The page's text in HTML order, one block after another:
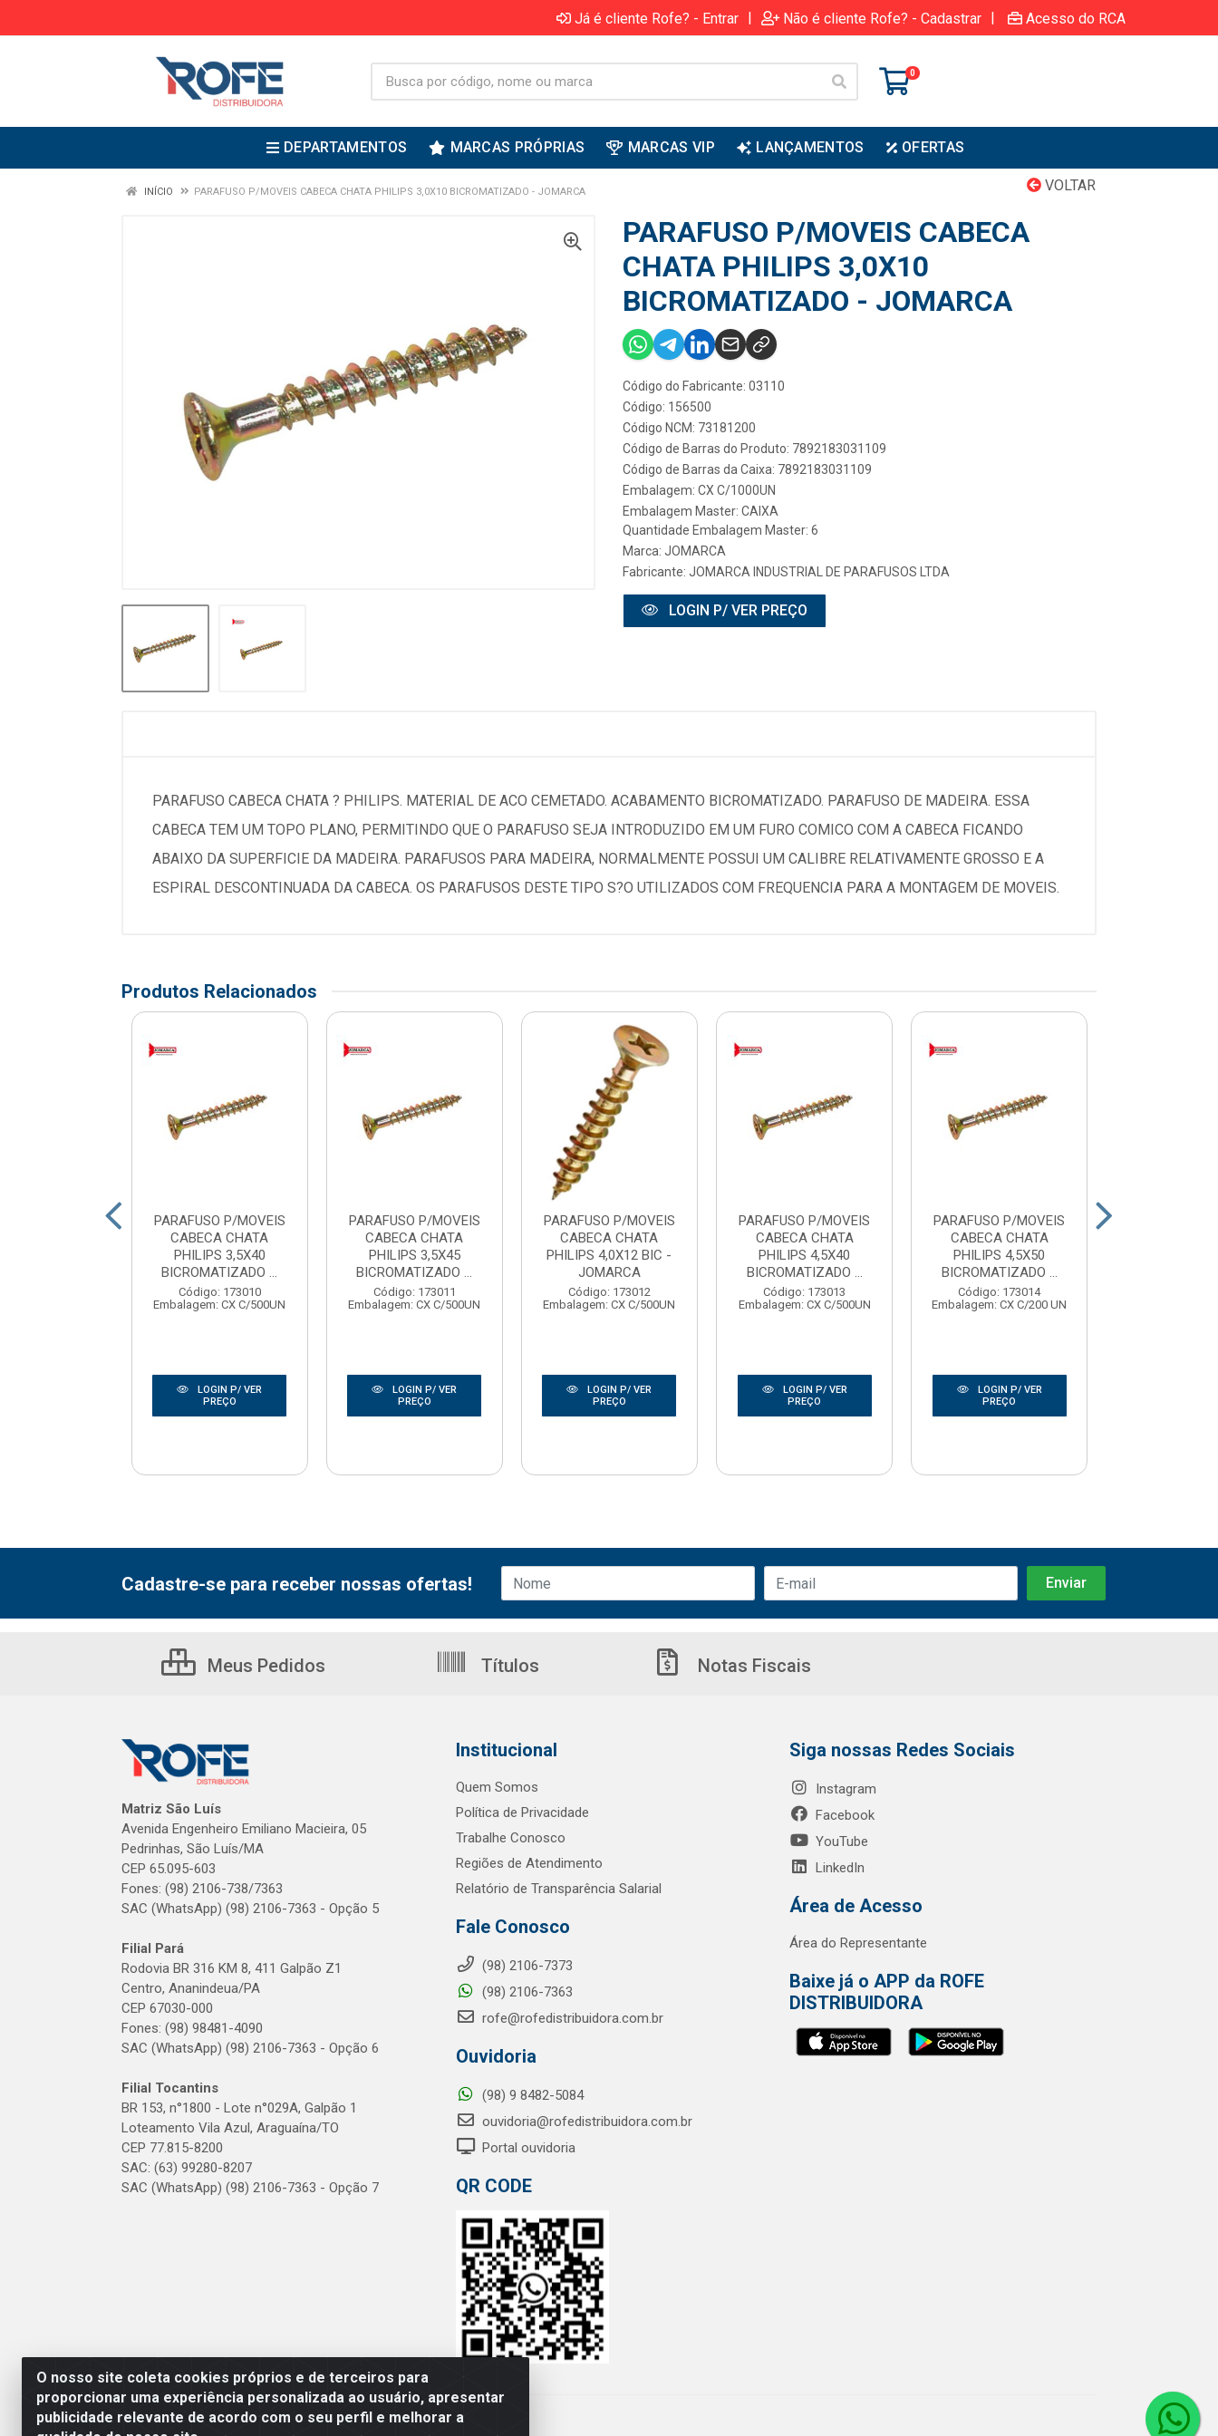
Já é cliente Rofe? - Entrar | Não é cliente Rofe? - Cadastrar | Acesso do RCA
0
DEPARTAMENTOS MARCAS PRÓPRIAS MARCAS VIP LANÇAMENTOS OFERTAS
VOLTAR
INÍCIO PARAFUSO P/MOVEIS CABECA CHATA PHILIPS 3,0X10 BICROMATIZADO - JOMARCA
PARAFUSO P/MOVEIS CABECA
CHATA PHILIPS 3,0X10
BICROMATIZADO - JOMARCA
Código do Fabricante: 03110
Código: 156500
Código NCM: 73181200
Código de Barras do Produto: 7892183031109
Código de Barras da Caixa: 7892183031109
Embalagem: CX C/1000UN
Embalagem Master: CAIXA
Quantidade Embalagem Master: 6
Marca: JOMARCA
Fabricante: JOMARCA INDUSTRIAL DE PARAFUSOS LTDA
LOGIN P/ VER PREÇO
PARAFUSO CABECA CHATA ? PHILIPS. MATERIAL DE ACO CEMETADO. ACABAMENTO BICROMATIZADO. PARAFUSO DE MADEIRA. ESSA
CABECA TEM UM TOPO PLANO, PERMITINDO QUE O PARAFUSO SEJA INTRODUZIDO EM UM FURO COMICO COM A CABECA FICANDO
ABAIXO DA SUPERFICIE DA MADEIRA. PARAFUSOS PARA MADEIRA, NORMALMENTE POSSUI UM CALIBRE RELATIVAMENTE GROSSO E A
ESPIRAL DESCONTINUADA DA CABECA. OS PARAFUSOS DESTE TIPO S?O UTILIZADOS COM FREQUENCIA PARA A MONTAGEM DE MOVEIS.
Produtos Relacionados
PARAFUSO P/MOVEIS
CABECA CHATA
PHILIPS 3,5X40
BICROMATIZADO ...
Código: 173010
Embalagem: CX C/500UN
LOGIN P/ VER
PREÇO
PARAFUSO P/MOVEIS
CABECA CHATA
PHILIPS 3,5X45
BICROMATIZADO ...
Código: 173011
Embalagem: CX C/500UN
LOGIN P/ VER
PREÇO
PARAFUSO P/MOVEIS
CABECA CHATA
PHILIPS 4,0X12 BIC -
JOMARCA
Código: 173012
Embalagem: CX C/500UN
LOGIN P/ VER
PREÇO
PARAFUSO P/MOVEIS
CABECA CHATA
PHILIPS 4,5X40
BICROMATIZADO ...
Código: 173013
Embalagem: CX C/500UN
LOGIN P/ VER
PREÇO
PARAFUSO P/MOVEIS
CABECA CHATA
PHILIPS 4,5X50
BICROMATIZADO ...
Código: 173014
Embalagem: CX C/200 UN
LOGIN P/ VER
PREÇO
O nosso site coleta cookies próprios e de terceiros para
proporcionar uma experiência personalizada ao usuário, apresentar
publicidade relevante de acordo com o seu perfil e melhorar a
Cadastre-se para receber nossas ofertas!
Meus Pedidos Títulos Notas Fiscais
Matriz São Luís
Avenida Engenheiro Emiliano Macieira, 05
Pedrinhas, São Luís/MA
CEP 65.095-603
Fones: (98) 2106-738/7363
SAC (WhatsApp) (98) 2106-7363 - Opção 5
Filial Pará
Rodovia BR 316 KM 8, 411 Galpão Z1
Centro, Ananindeua/PA
CEP 67030-000
Fones: (98) 98481-4090
SAC (WhatsApp) (98) 2106-7363 - Opção 6
Filial Tocantins
BR 153, n°1800 - Lote n°029A, Galpão 1
Loteamento Vila Azul, Araguaína/TO
CEP 77.815-8200
SAC: (63) 99280-8207
SAC (WhatsApp) (98) 2106-7363 - Opção 7
Institucional
Quem Somos
Política de Privacidade
Trabalhe Conosco
Regiões de Atendimento
Relatório de Transparência Salarial
Fale Conosco
(98) 2106-7373
(98) 2106-7363
rofe@rofedistribuidora.com.br
Ouvidoria
(98) 9 8482-5084
ouvidoria@rofedistribuidora.com.br
Portal ouvidoria
QR CODE
Siga nossas Redes Sociais
Instagram
Facebook
YouTube
LinkedIn
Área de Acesso
Área do Representante
Baixe já o APP da ROFE
DISTRIBUIDORA